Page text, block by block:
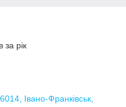
за рік
Івано-Франківськ,